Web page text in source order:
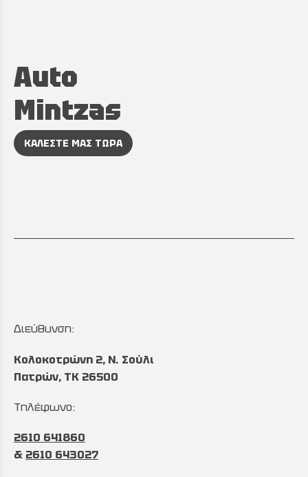
Auto
Mintzas
ΚΑΛΕΣΤΕ ΜΑΣ ΤΩΡΑ
Διεύθυνση:
Κολοκοτρώνη 2, Ν. Σούλι
Πατρών, TK 26500
Τηλέφωνο:
2610 641860
& 2610 643027